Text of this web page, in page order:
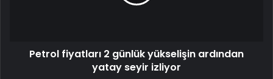
Petrol fiyatları 2 günlük yükselişin ardından
yatay seyir izliyor